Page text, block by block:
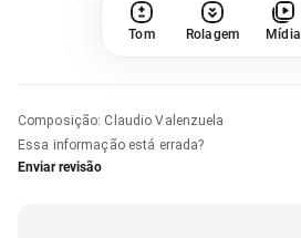
Tom Rolagem Mídia
Composição: Claudio Valenzuela
Essa informação está errada?
Enviar revisão